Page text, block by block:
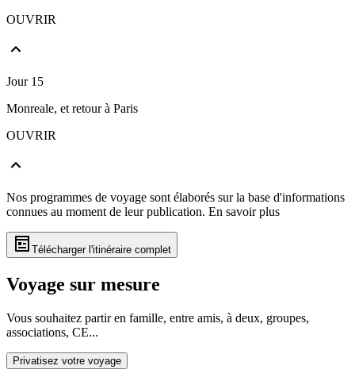
OUVRIR
Jour 15
Monreale, et retour à Paris
OUVRIR
Nos programmes de voyage sont élaborés sur la base d'informations
connues au moment de leur publication. En savoir plus
Télécharger l'itinéraire complet
Voyage sur mesure
Vous souhaitez partir en famille, entre amis, à deux, groupes,
associations, CE...
Privatisez votre voyage